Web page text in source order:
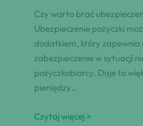
Czy warto brać
Ubezpieczenie pożyczki
dodatkiem, który zapewnia
zabezpieczenie w sytuacji
pożyczkobiorcy. Daje to
pieniędzy…
Czytaj więcej >